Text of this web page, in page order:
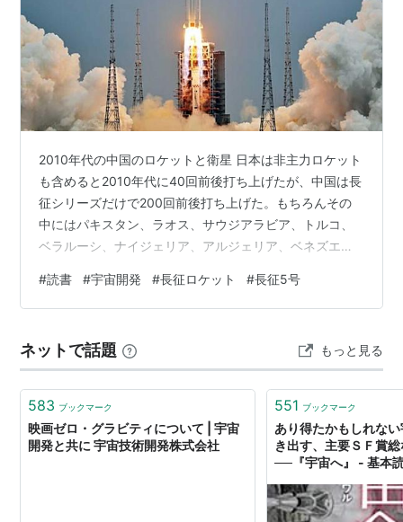
2010年代の中国のロケットと衛星 日本は非主力ロケット
も含めると2010年代に40回前後打ち上げたが、中国は長
征シリーズだけで200回前後打ち上げた。もちろんその
中にはパキスタン、ラオス、サウジアラビア、トルコ、
ベラルーシ、ナイジェリア、アルジェリア、ベネズエ
の衛星としては気象衛星「風雲」、リモートセンシング
衛星「遥感」、測位衛星「北斗」、通信放送衛星「中
タリレー通信衛星「天鏈」といったシリーズ以外に、民
間の実用衛星や大学の試験衛星も多数打ち上げた。それ
に加えて有人宇宙船「神舟」と宇宙ステーシ…
#読書 #宇宙開発 #長征ロケット #長征5号
ネットで話題 もっと見る
583 ブックマーク
映画ゼロ・グラビティについて | 宇宙
開発と共に 宇宙技術開発株式会社
551 ブックマーク
あり得たかもしれな
き出す、主要ＳＦ賞
──『宇宙へ』 - 基本